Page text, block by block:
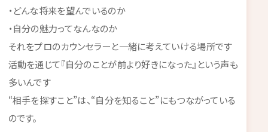
・どんな将来を望んでいるのか
・自分の魅力ってなんなのか
それをプロのカウンセラーと一緒に考えていける場所です
活動を通じて『自分のことが前より好きになった』という声も
多いんです
“相手を探すこと”は、“自分を知ること”にもつながっている
のです。